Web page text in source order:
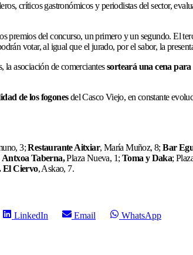
críticos gastronómicos y periodistas del sector,
premios del concurso, un primero y un segundo. El
votar, al igual que el jurado, por el sabor, la
la asociación de comerciantessorteará una cena para
de los fogonesdel Casco Viejo, en constante
3;Restaurante Aitxiar, María Muñoz, 8;Bar
Antxoa Taberna,Plaza Nueva, 1;Toma y Daka;
El Ciervo, Askao, 7.
Compartir
LinkedIn
Compartir
Email
Compartir
WhatsApp